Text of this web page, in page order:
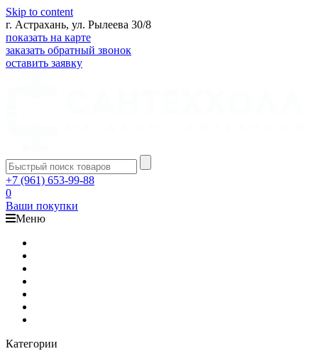
Skip to content
г. Астрахань, ул. Рылеева 30/8
показать на карте
заказать обратный звонок
оставить заявку
+7 (961) 653-99-88
0
Ваши покупки
Меню
Категории